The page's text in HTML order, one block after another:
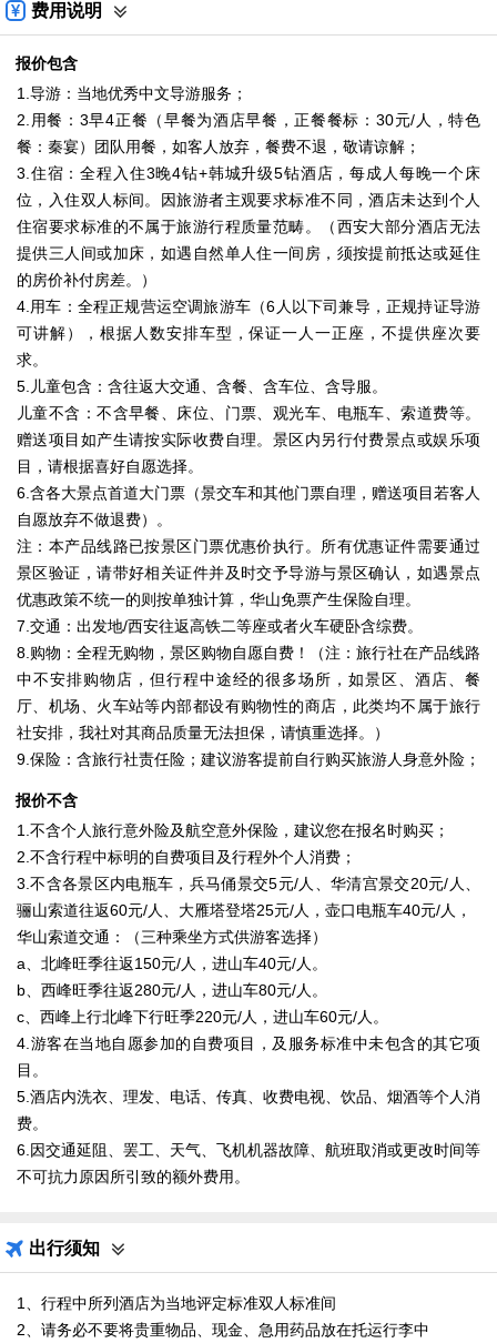
费用说明
报价包含
1.导游：当地优秀中文导游服务；
2.用餐：3早4正餐（早餐为酒店早餐，正餐餐标：30元/人，特色
餐：秦宴）团队用餐，如客人放弃，餐费不退，敬请谅解；
3.住宿：全程入住3晚4钻+韩城升级5钻酒店，每成人每晚一个床
位，入住双人标间。因旅游者主观要求标准不同，酒店未达到个人
住宿要求标准的不属于旅游行程质量范畴。（西安大部分酒店无法
提供三人间或加床，如遇自然单人住一间房，须按提前抵达或延住
的房价补付房差。）
4.用车：全程正规营运空调旅游车（6人以下司兼导，正规持证导游
可讲解），根据人数安排车型，保证一人一正座，不提供座次要
求。
5.儿童包含：含往返大交通、含餐、含车位、含导服。
儿童不含：不含早餐、床位、门票、观光车、电瓶车、索道费等。
赠送项目如产生请按实际收费自理。景区内另行付费景点或娱乐项
目，请根据喜好自愿选择。
6.含各大景点首道大门票（景交车和其他门票自理，赠送项目若客人
自愿放弃不做退费）。
注：本产品线路已按景区门票优惠价执行。所有优惠证件需要通过
景区验证，请带好相关证件并及时交予导游与景区确认，如遇景点
优惠政策不统一的则按单独计算，华山免票产生保险自理。
7.交通：出发地/西安往返高铁二等座或者火车硬卧含综费。
8.购物：全程无购物，景区购物自愿自费！（注：旅行社在产品线路
中不安排购物店，但行程中途经的很多场所，如景区、酒店、餐
厅、机场、火车站等内部都设有购物性的商店，此类均不属于旅行
社安排，我社对其商品质量无法担保，请慎重选择。）
9.保险：含旅行社责任险；建议游客提前自行购买旅游人身意外险；
报价不含
1.不含个人旅行意外险及航空意外保险，建议您在报名时购买；
2.不含行程中标明的自费项目及行程外个人消费；
3.不含各景区内电瓶车，兵马俑景交5元/人、华清宫景交20元/人、
骊山索道往返60元/人、大雁塔登塔25元/人，壶口电瓶车40元/人，
华山索道交通：（三种乘坐方式供游客选择）
a、北峰旺季往返150元/人，进山车40元/人。
b、西峰旺季往返280元/人，进山车80元/人。
c、西峰上行北峰下行旺季220元/人，进山车60元/人。
4.游客在当地自愿参加的自费项目，及服务标准中未包含的其它项
目。
5.酒店内洗衣、理发、电话、传真、收费电视、饮品、烟酒等个人消
费。
6.因交通延阻、罢工、天气、飞机机器故障、航班取消或更改时间等
不可抗力原因所引致的额外费用。
出行须知
1、行程中所列酒店为当地评定标准双人标准间
2、请务必不要将贵重物品、现金、急用药品放在托运行李中